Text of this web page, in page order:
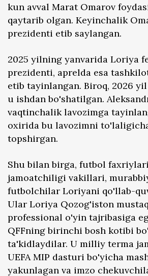
kun avval Marat Omarov
qaytarib olgan. Keyinchalik
prezidenti etib saylangan.
2025 yilning yanvarida Loriya
prezidenti, aprelda esa
etib tayinlangan. Biroq, 2026
u ishdan bo'shatilgan.
vaqtinchalik lavozimga
oxirida bu lavozimni
topshirgan.
Shu bilan birga, futbol
jamoatchiligi vakillari,
futbolchilar Loriyani qo'llab-
Ular Loriya Qozog'iston
professional o'yin tajribasiga
QFFning birinchi bosh kotibi
ta'kidlaydilar. U milliy terma
UEFA MIP dasturi bo'yicha
yakunlagan va imzo